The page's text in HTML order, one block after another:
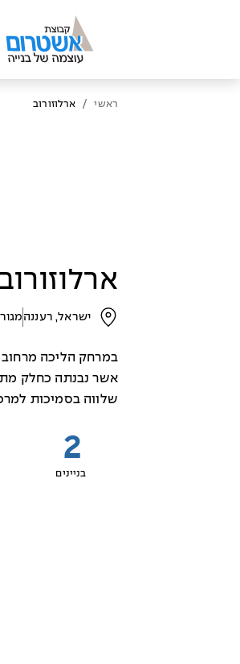
ראשי / ארלוזורוב
ארלוזורוב
ישראל, רעננה
במרחק הליכה מרחוב
אשר נבנתה כחלק
שלווה בסמיכות
2
בניינים